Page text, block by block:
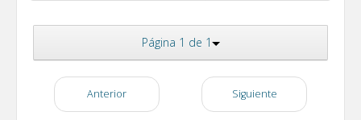
Página 1 de 1
Anterior Siguiente